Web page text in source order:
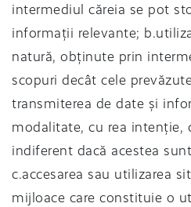
intermediul căreia se pot
informații relevante;
natură, obținute prin
scopuri decât cele
transmiterea de date și
modalitate, cu rea intenție,
indiferent dacă acestea
c.accesarea sau utilizarea
mijloace care constituie o